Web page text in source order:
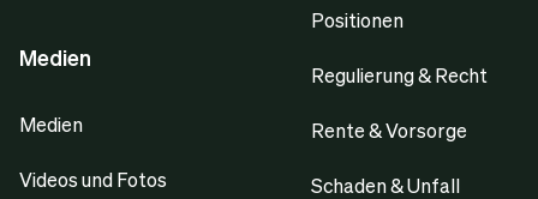
Medien
Medien
Videos und Fotos
Positionen
Regulierung & Recht
Rente & Vorsorge
Schaden & Unfall